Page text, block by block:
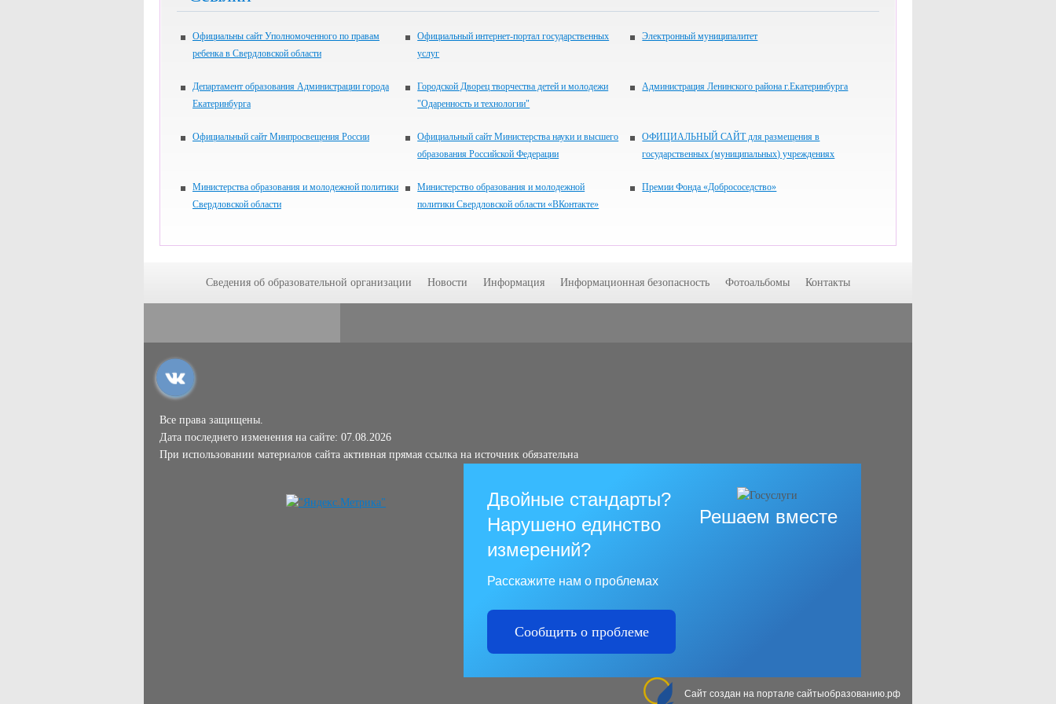
Официальны сайт Уполномоченного по правам
ребенка в Свердловской области
Официальный интернет-портал государственных
услуг
Электронный муниципалитет
Департамент образования Администрации города
Екатеринбурга
Городской Дворец творчества детей и молодежи
"Одаренность и технологии"
Администрация Ленинского района г.Екатеринбурга
Официальный сайт Минпросвещения России
Официальный сайт Министерства науки и высшего
образования Российской Федерации
ОФИЦИАЛЬНЫЙ САЙТ для размещения в
государственных (муниципальных) учреждениях
Министерства образования и молодежной политики
Свердловской области
Министерство образования и молодежной
политики Свердловской области «ВКонтакте»
Премии Фонда «Добрососедство»
Сведения об образовательной организации Новости Информация Информационная безопасность Фотоальбомы Контакты
Все права защищены.
Дата последнего изменения на сайте: 07.08.2026
При использовании материалов сайта активная прямая ссылка на источник обязательна
Решаем вместе
Двойные стандарты?
Нарушено единство
измерений?
Расскажите нам о проблемах
Сообщить о проблеме
Сайт создан на портале сайтыобразованию.рф